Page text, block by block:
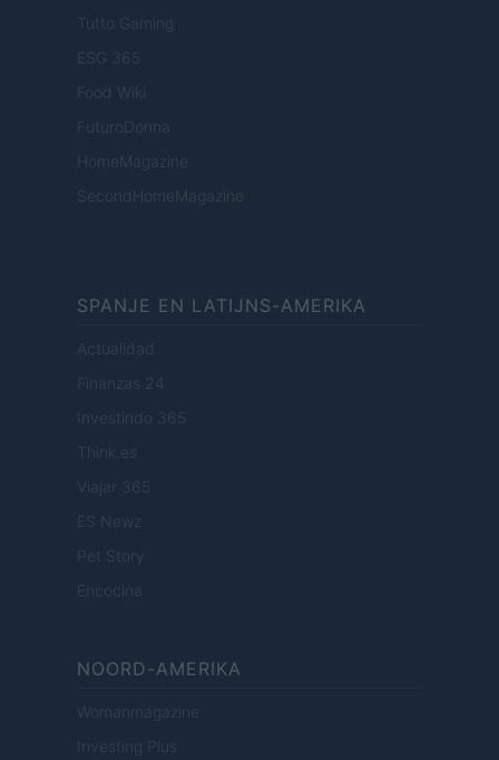
Tutto Gaming
ESG 365
Food Wiki
FuturoDonna
HomeMagazine
SecondHomeMagazine
SPANJE EN LATIJNS-AMERIKA
Actualidad
Finanzas 24
Investindo 365
Think.es
Viajar 365
ES Newz
Pet Story
Encocina
NOORD-AMERIKA
Womanmagazine
Investing Plus